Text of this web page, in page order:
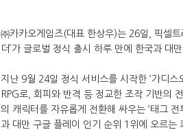
㈜카카오게임즈(대표 한상우)는 26일, 픽셀
더’가 글로벌 정식 출시 하루 만에 한국과 대
지난 9월 24일 정식 서비스를 시작한 ‘가디
RPG로, 회피와 반격 등 정교한 조작 기반의
의 캐릭터를 자유롭게 전환해 싸우는 ‘태그
과 대만 구글 플레이 인기 순위 1위에 오르는